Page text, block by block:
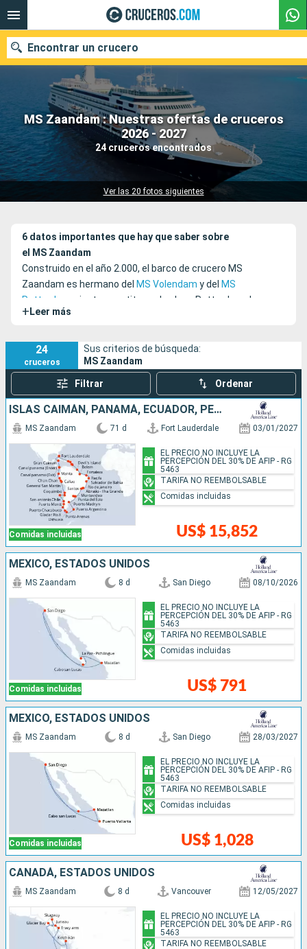
MS Zaandam : Nuestras ofertas de cruceros
2026 - 2027
24 cruceros encontrados
Ver las 20 fotos siguientes
Encontrar un crucero
Nuestros destinos
Fecha de salida
Compañías
6 datos importantes que hay que saber sobre
el MS Zaandam
Construido en el año 2.000, el barco de crucero MS
Zaandam es hermano del MS Volendam y del MS
Rotterdam
y junto constituyen la clase Rotterdam de
lanaviera Holland America Line
+ Leer más
24
cruceros
Sus criterios de búsqueda:
MS Zaandam
Filtrar Ordenar
ISLAS CAIMÁN, PANAMÁ, ECUADOR, PERÚ, CHILE, ARGENTINA, ISLAS MALVINAS, URUGUAY, BRASIL, FRANCIA, BARBADOS, SANTA LUCIA, ANTIGUA Y BARBUDA, PUERTO RICO, ESTADOS UNIDOS
Comidas incluidas
MS Zaandam 71 d Fort Lauderdale 03/01/2027
US$ 15,852
EL PRECIO NO INCLUYE LA
PERCEPCIÓN DEL 30% DE AFIP - RG
5463
TARIFA NO REEMBOLSABLE
Comidas incluidas
MÉXICO, ESTADOS UNIDOS
Comidas incluidas
MS Zaandam 8 d San Diego 08/10/2026
US$ 791
EL PRECIO NO INCLUYE LA
PERCEPCIÓN DEL 30% DE AFIP - RG
5463
TARIFA NO REEMBOLSABLE
Comidas incluidas
MÉXICO, ESTADOS UNIDOS
Comidas incluidas
MS Zaandam 8 d San Diego 28/03/2027
US$ 1,028
EL PRECIO NO INCLUYE LA
PERCEPCIÓN DEL 30% DE AFIP - RG
5463
TARIFA NO REEMBOLSABLE
Comidas incluidas
CANADÁ, ESTADOS UNIDOS
MS Zaandam 8 d Vancouver 12/05/2027
EL PRECIO NO INCLUYE LA
PERCEPCIÓN DEL 30% DE AFIP - RG
5463
TARIFA NO REEMBOLSABLE